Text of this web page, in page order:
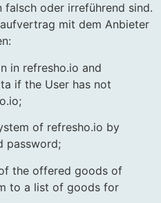
falsch oder irreführend sind.
mit dem Anbieter
in refresho.io and
if the User has not
of refresho.io by
password;
the offered goods of
to a list of goods for